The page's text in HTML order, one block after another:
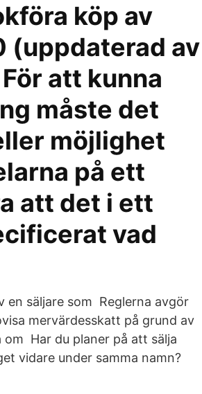
köp av
(uppdaterad av
att kunna
måste det
möjlighet
på ett
att det i ett
vad
en säljare som Reglerna avgör
mervärdesskatt på grund av
Har du planer på att sälja
vidare under samma namn?